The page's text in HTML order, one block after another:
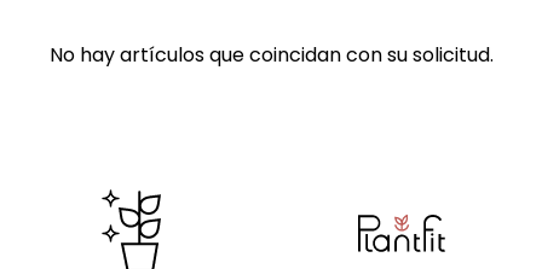
No hay artículos que coincidan con su solicitud.